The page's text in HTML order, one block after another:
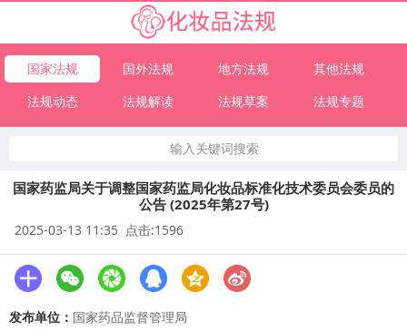
国家法规 国外法规 地方法规
其他法规
法规动态
法规解读 法规草案 法规专题
输入关键词搜索
国家药监局关于调整国家药监局化妆品标准化技术委员会委员的
公告 (2025年第27号)
2025-03-13 11:35 点击:1596
发布单位： 国家药品监督管理局